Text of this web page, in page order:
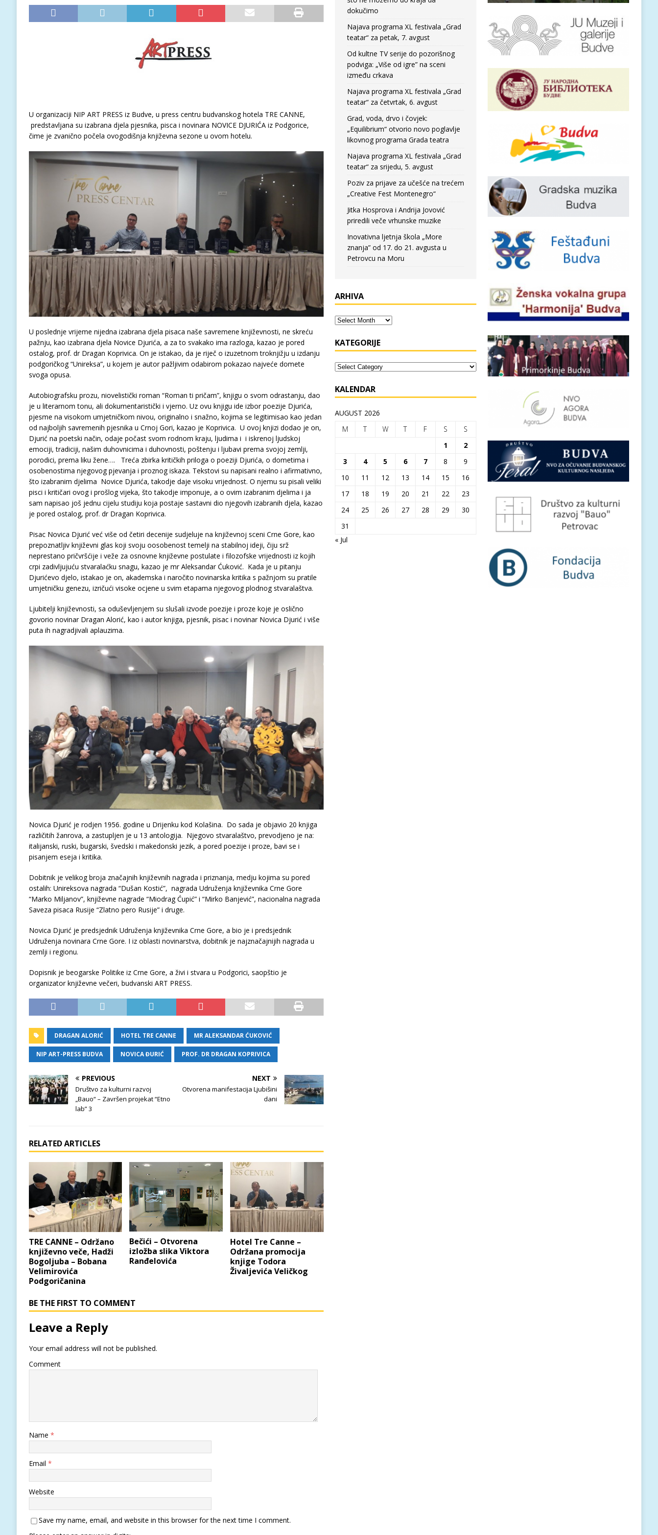
U organizaciji NIP ART PRESS iz Budve, u press centru budvanskog hotela TRE CANNE,
predstavljana su izabrana djela pjesnika, pisca i novinara NOVICE DJURIĆA iz Podgorice,
čime je zvanično počela ovogodišnja književna sezone u ovom hotelu.
U poslednje vrijeme nijedna izabrana djela pisaca naše savremene književnosti, ne skreću
pažnju, kao izabrana djela Novice Djurića, a za to svakako ima razloga, kazao je pored
ostalog, prof. dr Dragan Koprivica. On je istakao, da je riječ o izuzetnom troknjižju u izdanju
podgoričkog “Unireksa”, u kojem je autor pažljivim odabirom pokazao najveće domete
svoga opusa.
Autobiografsku prozu, niovelistički roman “Roman ti pričam”, knjigu o svom odrastanju, dao
je u literarnom tonu, ali dokumentaristički i vjerno. Uz ovu knjigu ide izbor poezije Djurića,
pjesme na visokom umjetničkom nivou, originalno i snažno, kojima se legitimisao kao jedan
od najboljih savremenih pjesnika u Crnoj Gori, kazao je Koprivica. U ovoj knjizi dodao je on,
Djurić na poetski način, odaje počast svom rodnom kraju, ljudima i i iskrenoj ljudskoj
emociji, tradiciji, našim duhovnicima i duhovnosti, poštenju i ljubavi prema svojoj zemlji,
porodici, prema liku žene…. Treća zbirka kritičkih priloga o poeziji Djurića, o dometima i
osobenostima njegovog pjevanja i proznog iskaza. Tekstovi su napisani realno i afirmativno,
što izabranim djelima Novice Djurića, takodje daje visoku vrijednost. O njemu su pisali veliki
pisci i kritičari ovog i prošlog vijeka, što takodje imponuje, a o ovim izabranim djelima i ja
sam napisao još jednu cijelu studiju koja postaje sastavni dio njegovih izabranih djela, kazao
je pored ostalog, prof. dr Dragan Koprivica.
Pisac Novica Djurić već više od četiri decenije sudjeluje na književnoj sceni Crne Gore, kao
prepoznatljiv književni glas koji svoju oosobenost temelji na stabilnoj ideji, čiju srž
neprestano pričvršćije i veže za osnovne književne postulate i filozofske vrijednosti iz kojih
crpi zadivljujuću stvaralaćku snagu, kazao je mr Aleksandar Ćuković. Kada je u pitanju
Djurićevo djelo, istakao je on, akademska i naročito novinarska kritika s pažnjom su pratile
umjetničku genezu, izričući visoke ocjene u svim etapama njegovog plodnog stvaralaštva.
Ljubitelji književnosti, sa oduševljenjem su slušali izvode poezije i proze koje je oslično
govorio novinar Dragan Alorić, kao i autor knjiga, pjesnik, pisac i novinar Novica Djurić i više
puta ih nagradjivali aplauzima.
Novica Djurić je rodjen 1956. godine u Drijenku kod Kolašina. Do sada je objavio 20 knjiga
različitih žanrova, a zastupljen je u 13 antologija. Njegovo stvaralaštvo, prevodjeno je na:
italijanski, ruski, bugarski, švedski i makedonski jezik, a pored poezije i proze, bavi se i
pisanjem eseja i kritika.
Dobitnik je velikog broja značajnih književnih nagrada i priznanja, medju kojima su pored
ostalih: Unireksova nagrada “Dušan Kostić”, nagrada Udruženja književnika Crne Gore
“Marko Miljanov”, književne nagrade “Miodrag Ćupić” i “Mirko Banjević”, nacionalna nagrada
Saveza pisaca Rusije “Zlatno pero Rusije” i druge.
Novica Djurić je predsjednik Udruženja književnika Crne Gore, a bio je i predsjednik
Udruženja novinara Crne Gore. I iz oblasti novinarstva, dobitnik je najznačajnijih nagrada u
zemlji i regionu.
Dopisnik je beogarske Politike iz Crne Gore, a živi i stvara u Podgorici, saopštio je
organizator književne večeri, budvanski ART PRESS.
DRAGAN ALORIĆ HOTEL TRE CANNE MR ALEKSANDAR ĆUKOVIĆ
NIP ART-PRESS BUDVA NOVICA ĐURIĆ PROF. DR DRAGAN KOPRIVICA
PREVIOUS
Društvo za kulturni razvoj
„Bauo“ – Završen projekat “Etno
lab” 3
NEXT
Otvorena manifestacija Ljubišini
dani
RELATED ARTICLES
TRE CANNE – Održano
književno veče, Hadži
Bogoljuba – Bobana
Velimirovića
Podgoričanina
Bečići – Otvorena
izložba slika Viktora
Ranđelovića
Hotel Tre Canne –
Održana promocija
knjige Todora
Živaljevića Veličkog
BE THE FIRST TO COMMENT
Leave a Reply
Your email address will not be published.
Comment
Name *
Email *
Website
Save my name, email, and website in this browser for the next time I comment.
dokučimo
Najava programa XL festivala „Grad
teatar“ za petak, 7. avgust
Od kultne TV serije do pozorišnog
podviga: „Više od igre” na sceni
između crkava
Najava programa XL festivala „Grad
teatar“ za četvrtak, 6. avgust
Grad, voda, drvo i čovjek:
„Equilibrium“ otvorio novo poglavlje
likovnog programa Grada teatra
Najava programa XL festivala „Grad
teatar“ za srijedu, 5. avgust
Poziv za prijave za učešće na trećem
„Creative Fest Montenegro“
Jitka Hosprova i Andrija Jovović
priredili veče vrhunske muzike
Inovativna ljetnja škola „More
znanja” od 17. do 21. avgusta u
Petrovcu na Moru
ARHIVA
KATEGORIJE
KALENDAR
AUGUST 2026
M
T W T F S
S
1
2
3
4 5 6 7 8
9
10
11 12 13 14 15
16
17
18 19 20 21 22
23
24
25 26 27 28 29
30
31
« Jul